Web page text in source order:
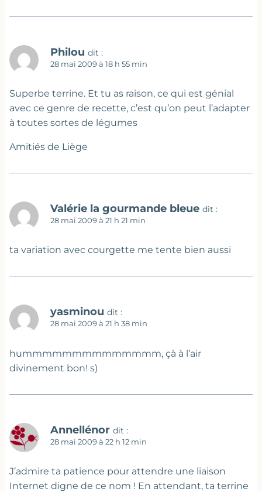
Philou dit :
28 mai 2009 à 18 h 55 min
Superbe terrine. Et tu as raison, ce qui est génial
avec ce genre de recette, c’est qu’on peut l’adapter
à toutes sortes de légumes
Amitiés de Liège
Valérie la gourmande bleue dit :
28 mai 2009 à 21 h 21 min
ta variation avec courgette me tente bien aussi
yasminou dit :
28 mai 2009 à 21 h 38 min
hummmmmmmmmmmmmm, çà à l’air
divinement bon! s)
Annellénor dit :
28 mai 2009 à 22 h 12 min
J’admire ta patience pour attendre une liaison
Internet digne de ce nom ! En attendant, ta terrine